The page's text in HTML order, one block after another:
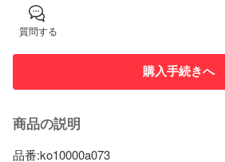
質問する
購入手続きへ
商品の説明
品番:ko10000a073